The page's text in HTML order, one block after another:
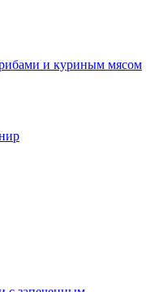
и куриным мясом